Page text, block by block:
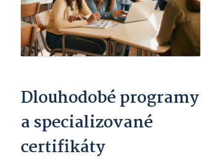
Dlouhodobé programy
a specializované
certifikáty